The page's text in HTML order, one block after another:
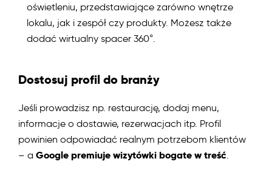
oświetleniu, przedstawiające zarówno wnętrze
lokalu, jak i zespół czy produkty. Możesz także
dodać wirtualny spacer 360°.
Dostosuj profil do branży
Jeśli prowadzisz np. restaurację, dodaj menu,
informacje o dostawie, rezerwacjach itp. Profil
powinien odpowiadać realnym potrzebom klientów
– a Google premiuje wizytówki bogate w treść